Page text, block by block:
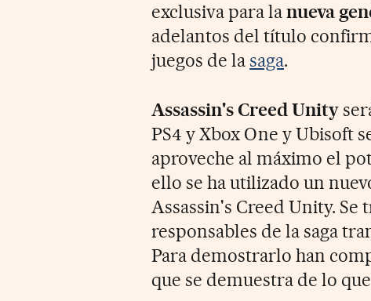
exclusiva para lanueva
adelantos del título
juegos de la saga.
Assassin's Creed Unity
PS4 y Xbox One y Ubisoft
aproveche al máximo el
ello se ha utilizado un
Assassin's Creed Unity.
responsables de la saga
Para demostrarlo han
que se demuestra de lo